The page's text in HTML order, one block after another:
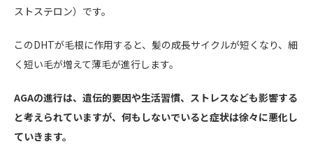
ストステロン）です。
このDHTが毛根に作用すると、髪の成長サイクルが短くなり、細
く短い毛が増えて薄毛が進行します。
AGAの進行は、遺伝的要因や生活習慣、ストレスなども影響する
と考えられていますが、何もしないでいると症状は徐々に悪化し
ていきます。